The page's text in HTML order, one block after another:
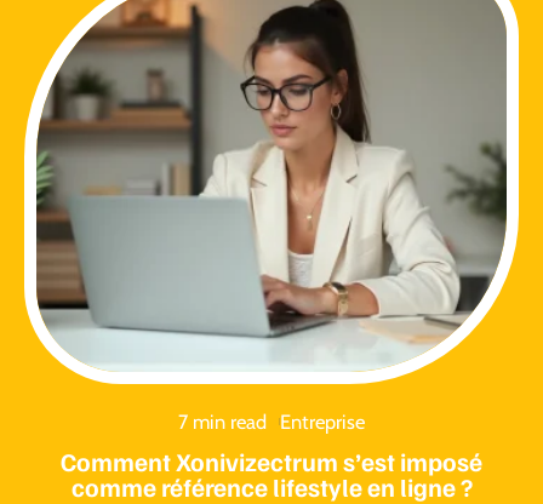
7 min read Entreprise
Comment Xonivizectrum s’est imposé
comme référence lifestyle en ligne ?